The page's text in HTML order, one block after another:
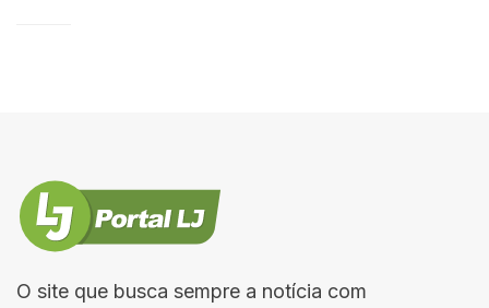
O site que busca sempre a notícia com